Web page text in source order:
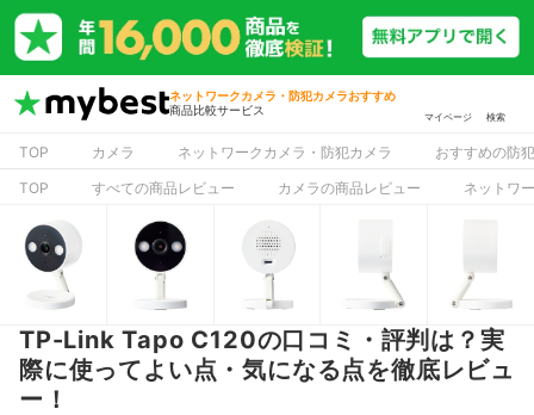
ネットワークカメラ・防犯カメラおすすめ
商品比較サービス
マイページ 検索
TOP カメラ ネットワークカメラ・防犯カメラ
おすすめの防
TOP
すべての商品レビュー カメラの商品レビュー ネットワ
TP-Link Tapo C120の口コミ・評判は？実
際に使ってよい点・気になる点を徹底レビュ
ー！